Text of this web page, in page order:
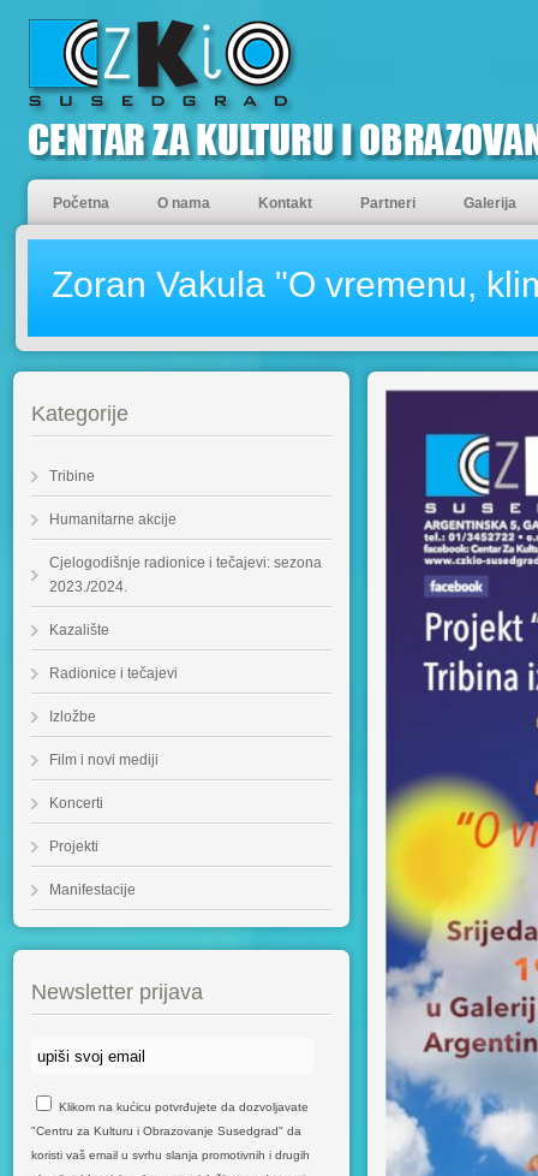
Početna O nama Kontakt Partneri Galerija
Zoran Vakula "O vremenu,
Kategorije
Tribine
Humanitarne akcije
Cjelogodišnje radionice i tečajevi: sezona
2023./2024.
Kazalište
Radionice i tečajevi
Izložbe
Film i novi mediji
Koncerti
Projekti
Manifestacije
Newsletter prijava
Klikom na kućicu potvrđujete da dozvoljavate
"Centru za Kulturu i Obrazovanje Susedgrad" da
koristi vaš email u svrhu slanja promotivnih i drugih